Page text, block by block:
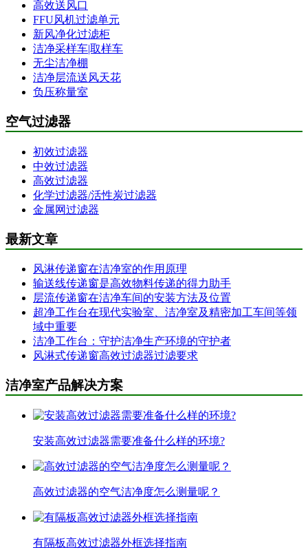
高效送风口
FFU风机过滤单元
新风净化过滤柜
洁净采样车|取样车
无尘洁净棚
洁净层流送风天花
负压称量室
空气过滤器
初效过滤器
中效过滤器
高效过滤器
化学过滤器/活性炭过滤器
金属网过滤器
最新文章
风淋传递窗在洁净室的作用原理
输送线传递窗是高效物料传递的得力助手
层流传递窗在洁净车间的安装方法及位置
超净工作台在现代实验室、洁净室及精密加工车间等领
域中重要
洁净工作台：守护洁净生产环境的守护者
风淋式传递窗高效过滤器过滤要求
洁净室产品解决方案
安装高效过滤器需要准备什么样的环境?
高效过滤器的空气洁净度怎么测量呢？
有隔板高效过滤器外框选择指南